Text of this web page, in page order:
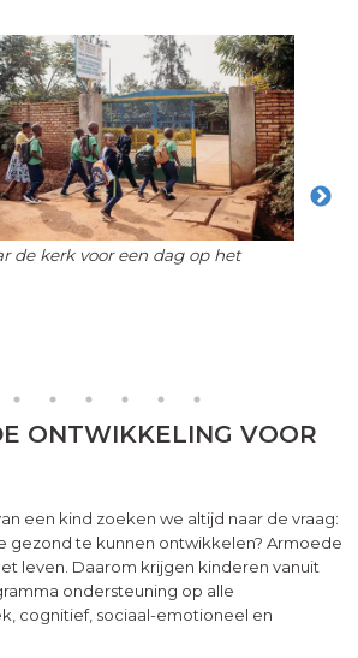
de kerk voor een dag op het
ONTWIKKELING VOOR
een kind zoeken we altijd naar de vraag:
gezond te kunnen ontwikkelen? Armoede
leven. Daarom krijgen kinderen vanuit
ondersteuning op alle
cognitief, sociaal-emotioneel en